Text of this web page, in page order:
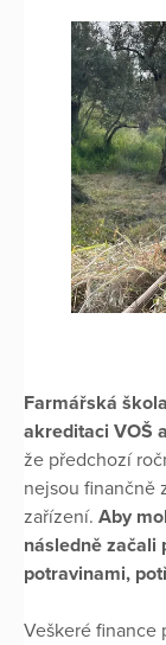
Farmářská
akreditaci VOŠ
že předchozí
nejsou finančně
zařízení. Aby
následně začali
potravinami,
Veškeré finance